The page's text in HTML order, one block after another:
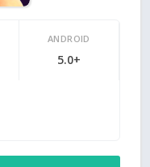
ANDROID
5.0+